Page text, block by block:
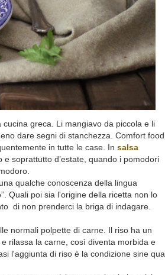
greca. Li mangiavo da piccola e li
dare segni di stanchezza. Comfort food
in tutte le case. In salsa
e soprattutto d’estate, quando i pomodori
qualche conoscenza della lingua
Quali poi sia l'origine della ricetta non lo
di non prenderci la briga di indagare.
normali polpette di carne. Il riso ha un
rilassa la carne, così diventa morbida e
l'aggiunta di riso è la condizione sine qua